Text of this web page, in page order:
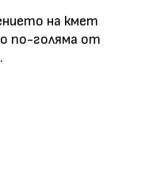
на кмет
по-голяма от